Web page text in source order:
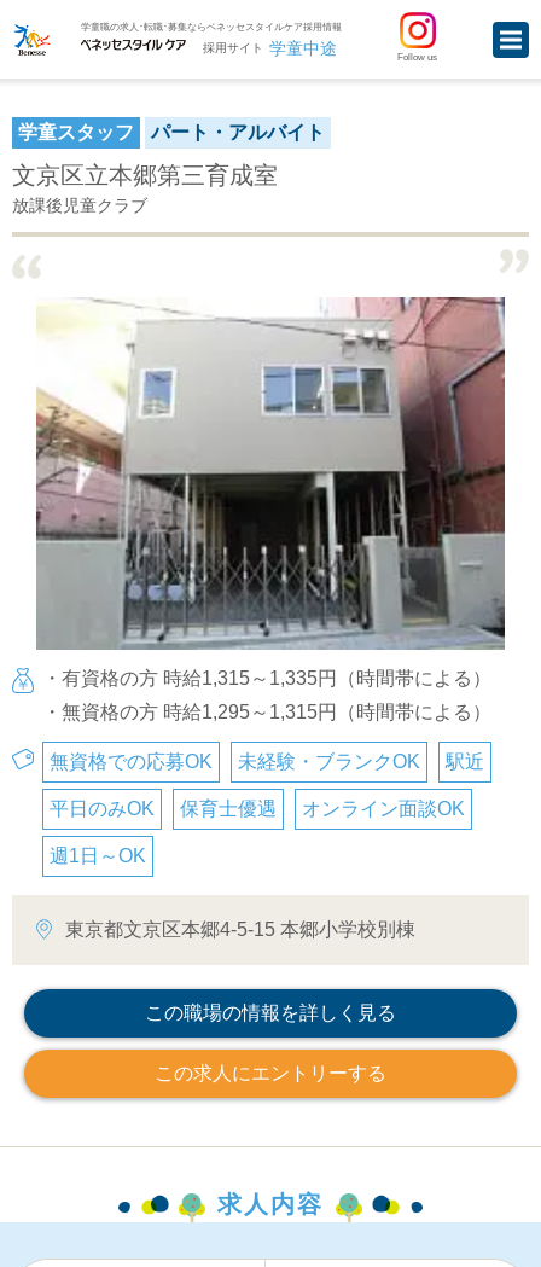
学童職の求人･転職･募集ならベネッセスタイルケア採用情報
採用サイト 学童中途 Follow us
学童スタッフ パート・アルバイト
文京区立本郷第三育成室
放課後児童クラブ
・有資格の方 時給1,315～1,335円（時間帯による）
・無資格の方 時給1,295～1,315円（時間帯による）
無資格での応募OK 未経験・ブランクOK 駅近
平日のみOK 保育士優遇 オンライン面談OK
週1日～OK
東京都文京区本郷4-5-15 本郷小学校別棟
この職場の情報を詳しく見る
この求人にエントリーする
求人内容